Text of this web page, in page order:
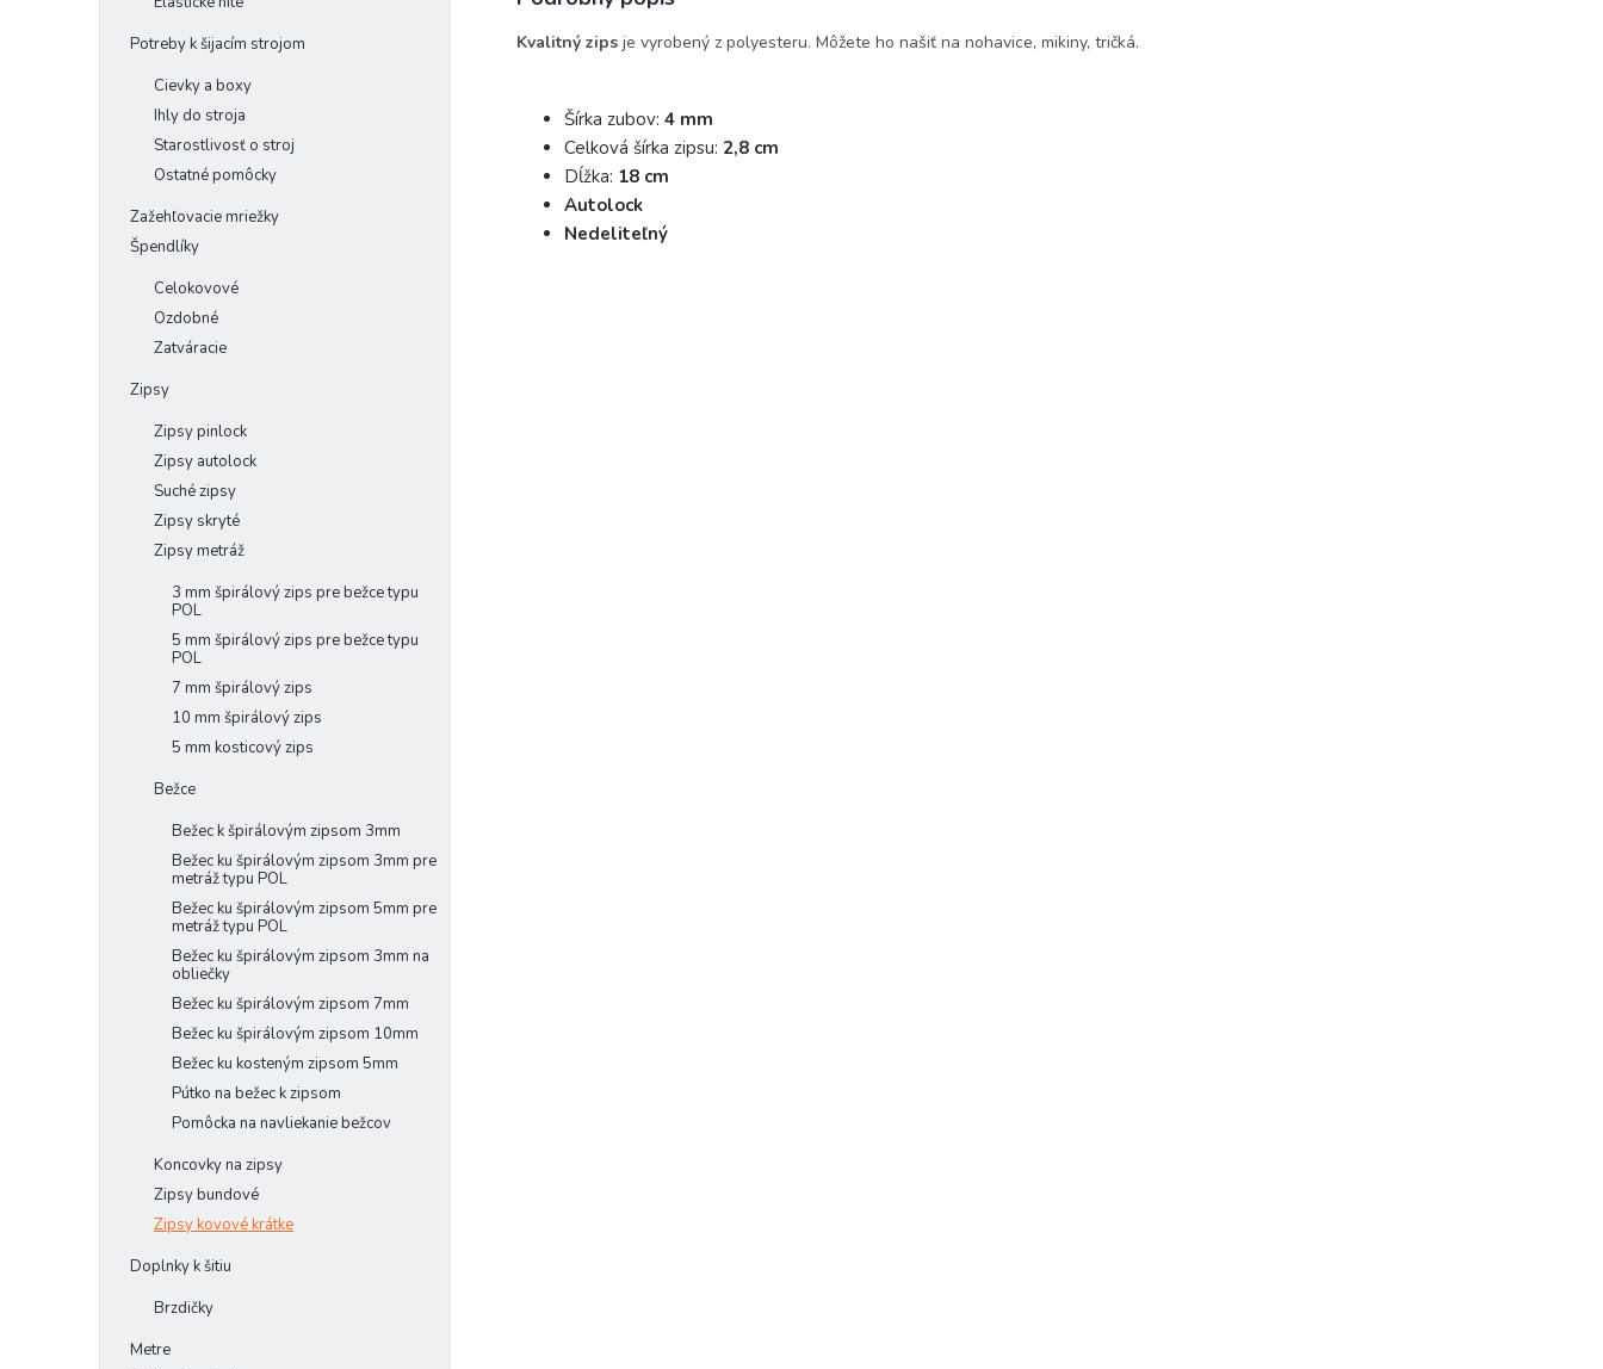
Potreby k šijacím strojom
Cievky a boxy
Ihly do stroja
Starostlivosť o stroj
Ostatné pomôcky
Zažehľovacie mriežky
Špendlíky
Celokovové
Ozdobné
Zatváracie
Zipsy
Zipsy pinlock
Zipsy autolock
Suché zipsy
Zipsy skryté
Zipsy metráž
3 mm špirálový zips pre bežce typu
POL
5 mm špirálový zips pre bežce typu
POL
7 mm špirálový zips
10 mm špirálový zips
5 mm kosticový zips
Bežce
Bežec k špirálovým zipsom 3mm
Bežec ku špirálovým zipsom 3mm pre
metráž typu POL
Bežec ku špirálovým zipsom 5mm pre
metráž typu POL
Bežec ku špirálovým zipsom 3mm na
obliečky
Bežec ku špirálovým zipsom 7mm
Bežec ku špirálovým zipsom 10mm
Bežec ku kosteným zipsom 5mm
Pútko na bežec k zipsom
Pomôcka na navliekanie bežcov
Koncovky na zipsy
Zipsy bundové
Zipsy kovové krátke
Doplnky k šitiu
Brzdičky
Metre
Kvalitný zips je vyrobený z polyesteru. Môžete ho našiť na nohavice, mikiny, tričká.
Šírka zubov: 4 mm
Celková šírka zipsu: 2,8 cm
Dĺžka: 18 cm
Autolock
Nedeliteľný